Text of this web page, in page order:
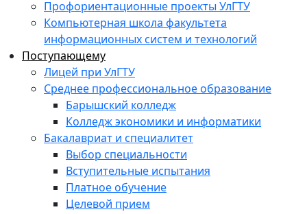
Профориентационные проекты УлГТУ
Компьютерная школа факультета
информационных систем и технологий
Поступающему
Лицей при УлГТУ
Среднее профессиональное образование
Барышский колледж
Колледж экономики и информатики
Бакалавриат и специалитет
Выбор специальности
Вступительные испытания
Платное обучение
Целевой прием